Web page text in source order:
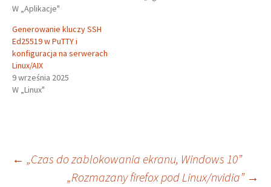
W „Aplikacje"
Generowanie kluczy SSH
Ed25519 w PuTTY i
konfiguracja na serwerach
Linux/AIX
9 września 2025
W „Linux"
Nawigacja
← „Czas do zablokowania ekranu, Windows 10”
„Rozmazany firefox pod Linux/nvidia” →